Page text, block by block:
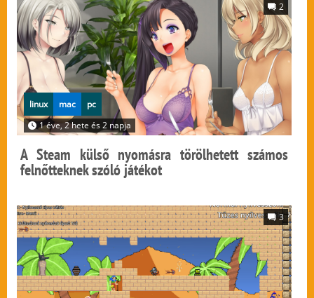
2
linux mac
pc
1 éve, 2 hete és 2 napja
A Steam külső nyomásra törölhetett számos
felnőtteknek szóló játékot
3